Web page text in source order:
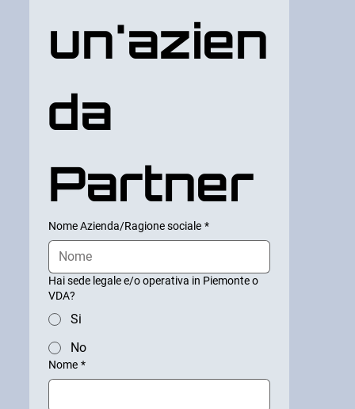
un'azien
da
Partner
Nome Azienda/Ragione sociale *
Hai sede legale e/o operativa in Piemonte o
VDA?
Si
No
Nome *